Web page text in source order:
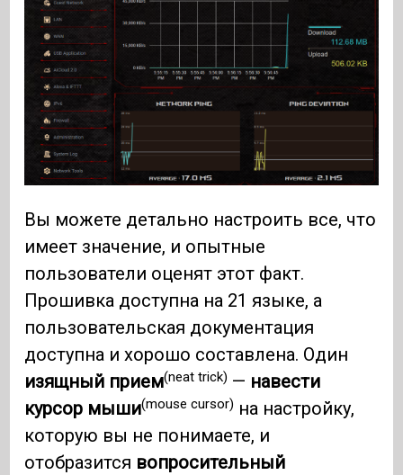
Вы можете детально настроить все, что
имеет значение, и опытные
пользователи оценят этот факт.
Прошивка доступна на 21 языке, а
пользовательская документация
доступна и хорошо составлена. Один
изящный прием(neat trick) — навести
курсор мыши(mouse cursor) на настройку,
которую вы не понимаете, и
отобразится вопросительный